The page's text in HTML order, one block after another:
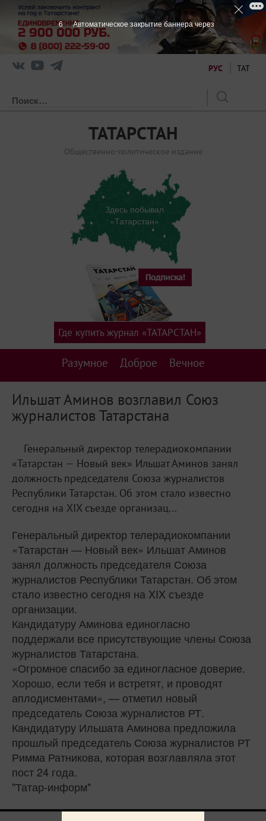
РУС ТАТ
ТАТАРСТАН
Общественно-политическое издание
Здесь побывал
«Татарстан»
Разумное Доброе Вечное
Где купить журнал «ТАТАРСТАН»
Ильшат Аминов возглавил Союз
журналистов Татарстана
Генеральный директор телерадиокомпании
«Татарстан — Новый век» Ильшат Аминов занял
должность председателя Союза журналистов
Республики Татарстан. Об этом стало известно
сегодня на XIX съезде организац...
Генеральный директор телерадиокомпании
«Татарстан — Новый век» Ильшат Аминов
занял должность председателя Союза
журналистов Республики Татарстан. Об этом
стало известно сегодня на XIX съезде
организации.
Кандидатуру Аминова единогласно
поддержали все присутствующие члены Союза
журналистов Татарстана.
«Огромное спасибо за единогласное доверие.
Хорошо, если тебя и встретят, и проводят
аплодисментами», — отметил новый
председатель Союза журналистов РТ.
Кандидатуру Ильшата Аминова предложила
прошлый председатель Союза журналистов РТ
Римма Ратникова, которая возглавляла этот
пост 24 года.
"Татар-информ"
6 Автоматическое закрытие баннера через